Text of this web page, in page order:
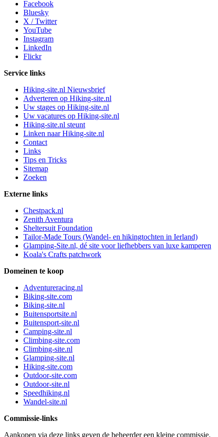
Facebook
Bluesky
X / Twitter
YouTube
Instagram
LinkedIn
Flickr
Service links
Hiking-site.nl Nieuwsbrief
Adverteren op Hiking-site.nl
Uw stages op Hiking-site.nl
Uw vacatures op Hiking-site.nl
Hiking-site.nl steunt
Linken naar Hiking-site.nl
Contact
Links
Tips en Tricks
Sitemap
Zoeken
Externe links
Chestpack.nl
Zenith Aventura
Sheltersuit Foundation
Tailor-Made Tours (Wandel- en hikingtochten in Ierland)
Glamping-Site.nl, dé site voor liefhebbers van luxe kamperen
Koala's Crafts patchwork
Domeinen te koop
Adventureracing.nl
Biking-site.com
Biking-site.nl
Buitensportsite.nl
Buitensport-site.nl
Camping-site.nl
Climbing-site.com
Climbing-site.nl
Glamping-site.nl
Hiking-site.com
Outdoor-site.com
Outdoor-site.nl
Speedhiking.nl
Wandel-site.nl
Commissie-links
Aankopen via deze links geven de beheerder een kleine commissie.